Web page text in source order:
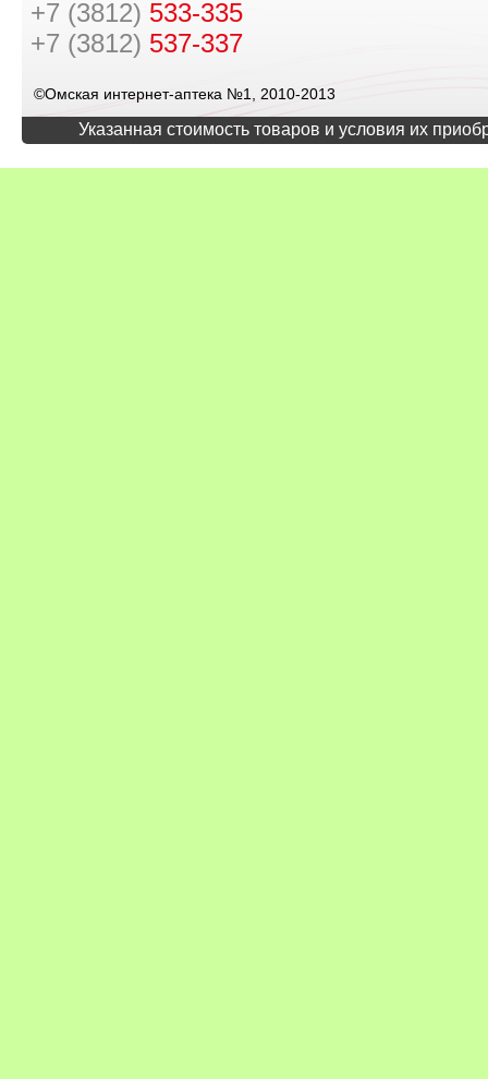
+7 (3812) 533-335
+7 (3812) 537-337
©Омская интернет-аптека №1, 2010-2013
Указанная стоимость товаров и условия их